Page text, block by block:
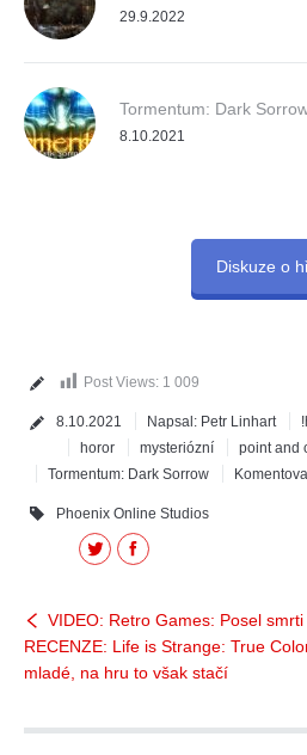
29.9.2022
Tormentum: Dark
8.10.2021
Diskuze o
Post Views: 1 009
8.10.2021 Napsal: Petr Linhart
horor
mysteriózní point and
Tormentum: Dark Sorrow
Phoenix Online Studios
Facebook
Twitter
VIDEO: Retro Games: Posel smrti
RECENZE: Life is Strange: True
mladé, na hru to však stačí